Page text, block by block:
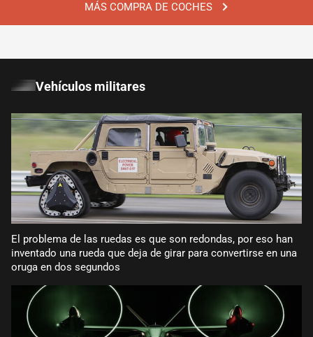
MÁS COMPRA DE COCHES
Vehículos militares
El problema de las ruedas es que son redondas, por eso han
inventado una rueda que deja de girar para convertirse en una
oruga en dos segundos